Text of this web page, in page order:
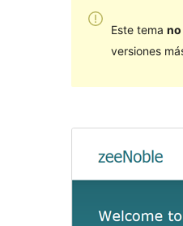
Este tema no
versiones